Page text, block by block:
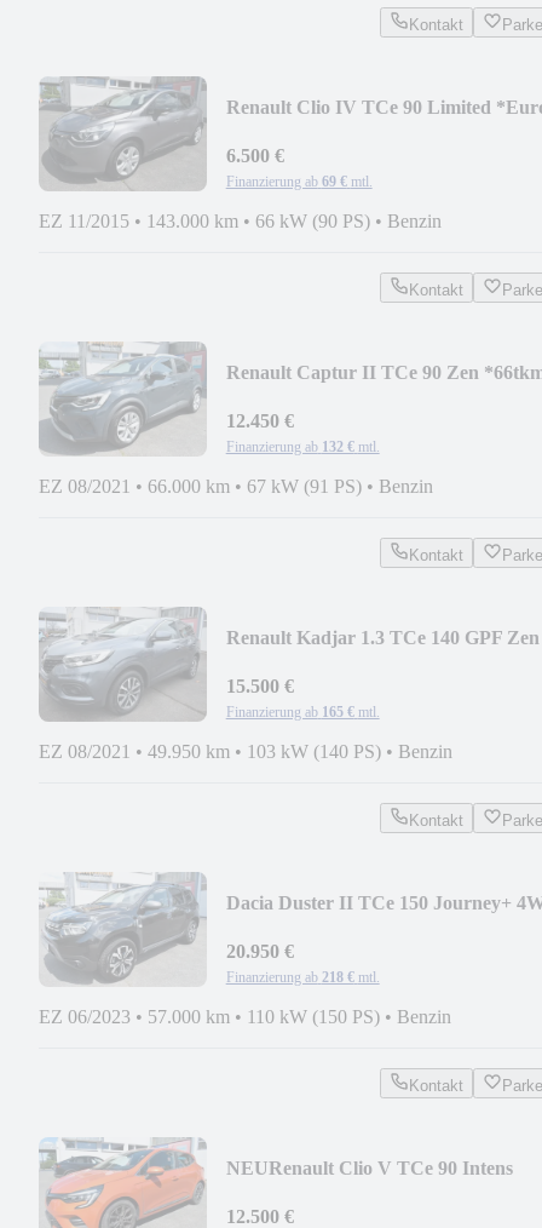
Kontakt
Renault Clio IV TCe 90 Limited
6.500 €
Finanzierung ab 69 € mtl.
EZ 11/2015 • 143.000 km • 66 kW (90 PS) • Benzin
Kontakt
Renault Captur II TCe 90 Zen
12.450 €
Finanzierung ab 132 € mtl.
EZ 08/2021 • 66.000 km • 67 kW (91 PS) • Benzin
Kontakt
Renault Kadjar 1.3 TCe 140 GPF Zen
15.500 €
Finanzierung ab 165 € mtl.
EZ 08/2021 • 49.950 km • 103 kW (140 PS) • Benzin
Kontakt
Dacia Duster II TCe 150 Journey+
20.950 €
Finanzierung ab 218 € mtl.
EZ 06/2023 • 57.000 km • 110 kW (150 PS) • Benzin
Kontakt
NEURenault Clio V TCe 90 Intens
12.500 €